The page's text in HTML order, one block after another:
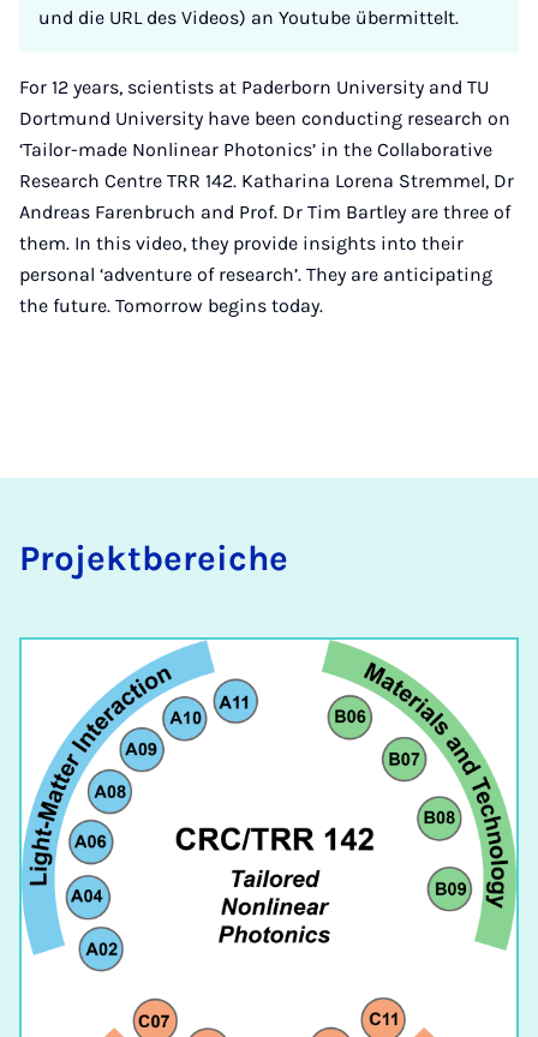
und die URL des Videos) an Youtube übermittelt.
For 12 years, scientists at Paderborn University and TU
Dortmund University have been conducting research on
‘Tailor-made Nonlinear Photonics’ in the Collaborative
Research Centre TRR 142. Katharina Lorena Stremmel, Dr
Andreas Farenbruch and Prof. Dr Tim Bartley are three of
them. In this video, they provide insights into their
personal ‘adventure of research’. They are anticipating
the future. Tomorrow begins today.
Pro­jekt­be­rei­che